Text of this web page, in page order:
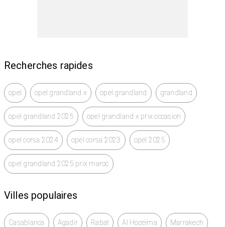
Recherches rapides
opel opel grandland x opel grandland grandland
opel grandland 2025 opel grandland x prix occasion
opel corsa 2024 opel corsa 2023 opel 2025
opel grandland 2025 prix maroc
Villes populaires
Casablanca Agadir Rabat Al Hoceïma Marrakech